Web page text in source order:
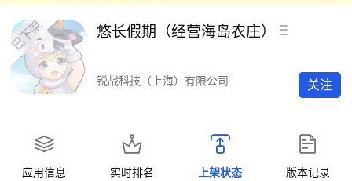
悠长假期（经营海岛农庄）
锐战科技（上海）有限公司 关注
应用信息 实时排名 上架状态 版本记录